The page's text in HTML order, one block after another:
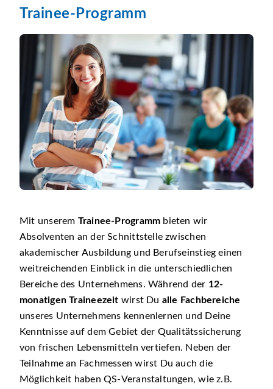
Trainee-Programm
Mit unserem Trainee-Programm bieten wir
Absolventen an der Schnittstelle zwischen
akademischer Ausbildung und Berufseinstieg einen
weitreichenden Einblick in die unterschiedlichen
Bereiche des Unternehmens. Während der 12-
monatigen Traineezeit wirst Du alle Fachbereiche
unseres Unternehmens kennenlernen und Deine
Kenntnisse auf dem Gebiet der Qualitätssicherung
von frischen Lebensmitteln vertiefen. Neben der
Teilnahme an Fachmessen wirst Du auch die
Möglichkeit haben QS-Veranstaltungen, wie z.B.